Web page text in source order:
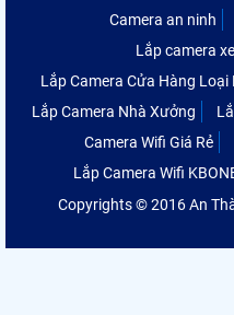
Camera an ninh
Lắp camera
Lắp Camera Cửa Hàng Loại
Lắp Camera Nhà Xưởng
Camera Wifi Giá Rẻ
Lắp Camera Wifi
Copyrights © 2016 An